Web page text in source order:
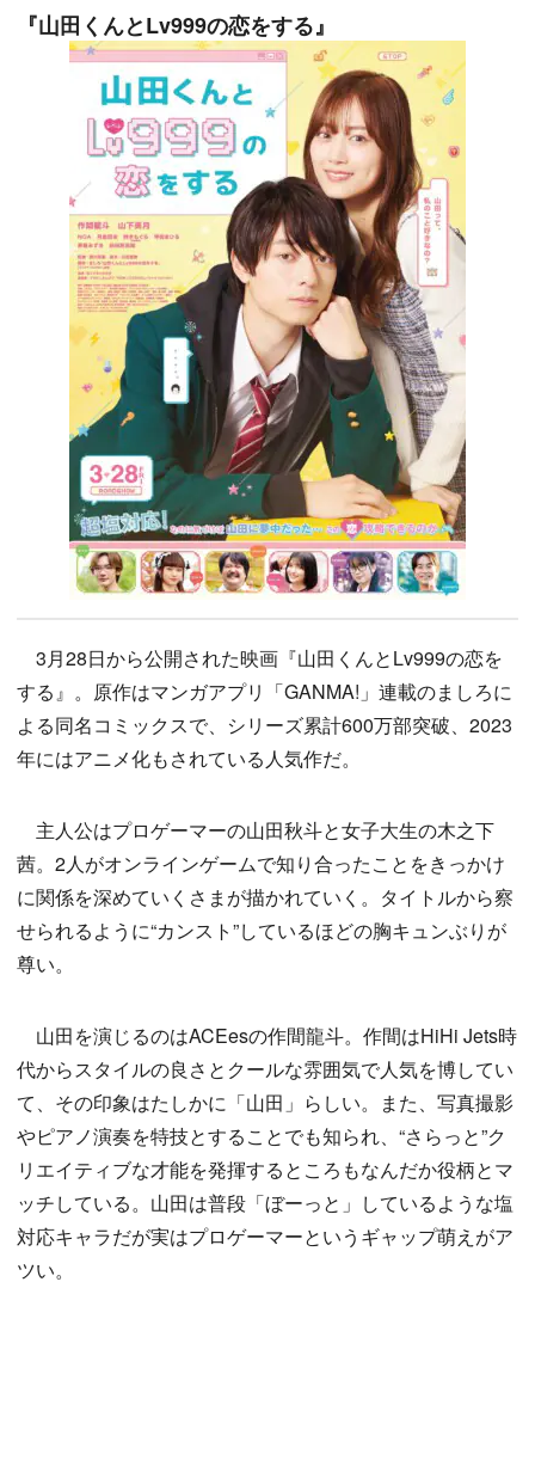
『山田くんとLv999の恋をする』
3月28日から公開された映画『山田くんとLv999の恋を
する』。原作はマンガアプリ「GANMA!」連載のましろに
よる同名コミックスで、シリーズ累計600万部突破、2023
年にはアニメ化もされている人気作だ。
主人公はプロゲーマーの山田秋斗と女子大生の木之下
茜。2人がオンラインゲームで知り合ったことをきっかけ
に関係を深めていくさまが描かれていく。タイトルから察
せられるように“カンスト”しているほどの胸キュンぶりが
尊い。
山田を演じるのはACEesの作間龍斗。作間はHiHi Jets時
代からスタイルの良さとクールな雰囲気で人気を博してい
て、その印象はたしかに「山田」らしい。また、写真撮影
やピアノ演奏を特技とすることでも知られ、“さらっと”ク
リエイティブな才能を発揮するところもなんだか役柄とマ
ッチしている。山田は普段「ぼーっと」しているような塩
対応キャラだが実はプロゲーマーというギャップ萌えがア
ツい。